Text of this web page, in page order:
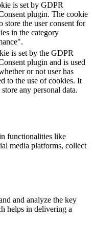
is set by GDPR
plugin. The cookie
store the user consent for
in the category
is set by the GDPR
plugin and is used
or not user has
to the use of cookies. It
any personal data.
functionalities like
media platforms, collect
and analyze the key
helps in delivering a